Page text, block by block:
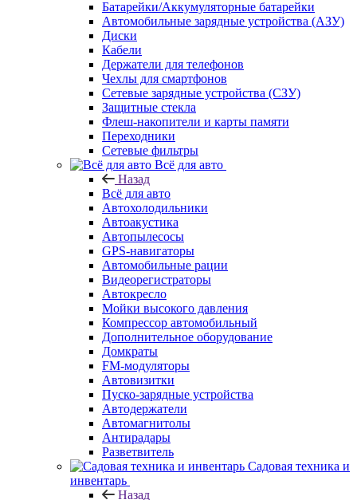
Батарейки/Аккумуляторные батарейки
Автомобильные зарядные устройства (АЗУ)
Диски
Кабели
Держатели для телефонов
Чехлы для смартфонов
Сетевые зарядные устройства (СЗУ)
Защитные стекла
Флеш-накопители и карты памяти
Переходники
Сетевые фильтры
Всё для авто
Назад
Всё для авто
Автохолодильники
Автоакустика
Автопылесосы
GPS-навигаторы
Автомобильные рации
Видеорегистраторы
Автокресло
Мойки высокого давления
Компрессор автомобильный
Дополнительное оборудование
Домкраты
FM-модуляторы
Автовизитки
Пуско-зарядные устройства
Автодержатели
Автомагнитолы
Антирадары
Разветвитель
Садовая техника и
инвентарь
Назад